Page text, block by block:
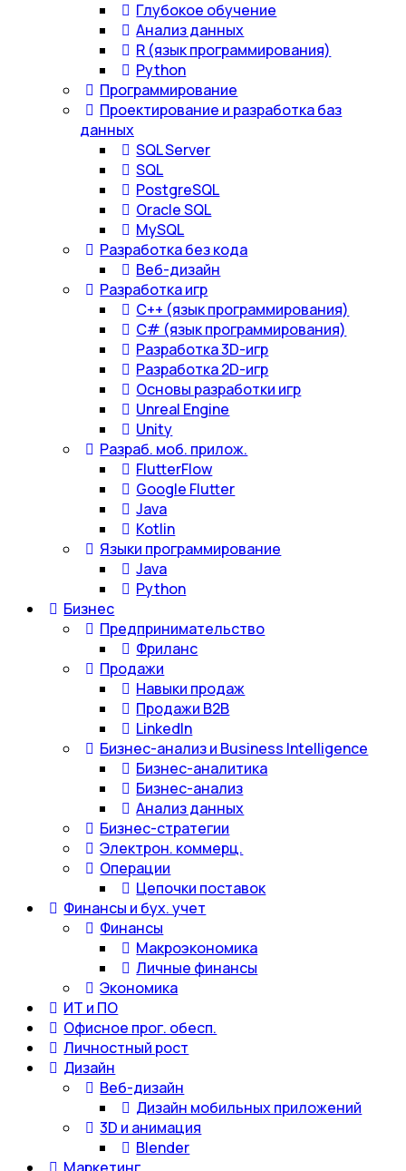
Глубокое обучение
Анализ данных
R (язык программирования)
Python
Программирование
Проектирование и разработка баз
данных
SQL Server
SQL
PostgreSQL
Oracle SQL
MySQL
Разработка без кода
Веб-дизайн
Разработка игр
С++ (язык программирования)
С# (язык программирования)
Разработка 3D-игр
Разработка 2D-игр
Основы разработки игр
Unreal Engine
Unity
Разраб. моб. прилож.
FlutterFlow
Google Flutter
Java
Kotlin
Языки программирование
Java
Python
Бизнес
Предпринимательство
Фриланс
Продажи
Навыки продаж
Продажи B2B
LinkedIn
Бизнес-анализ и Business Intelligence
Бизнес-аналитика
Бизнес-анализ
Анализ данных
Бизнес-стратегии
Электрон. коммерц.
Операции
Цепочки поставок
Финансы и бух. учет
Финансы
Макроэкономика
Личные финансы
Экономика
ИТ и ПО
Офисное прог. обесп.
Личностный рост
Дизайн
Веб-дизайн
Дизайн мобильных приложений
3D и анимация
Blender